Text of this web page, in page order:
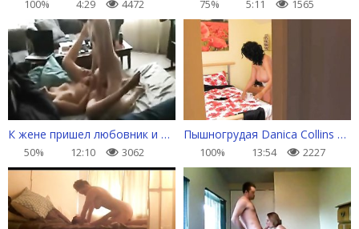
100% 4:29 4472 75% 5:11 1565
К жене пришел любовник и поимел ее в разных позах
50% 12:10 3062
Пышногрудая Danica Collins надевает кружевное белье
100% 13:54 2227